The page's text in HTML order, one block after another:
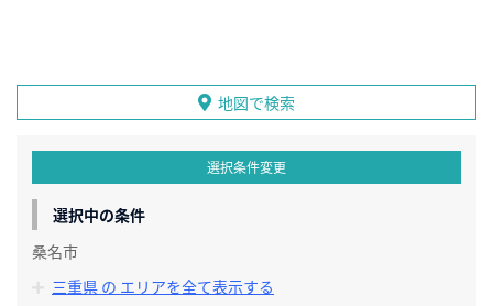
地図で検索
選択条件変更
選択中の条件
桑名市
三重県 の エリアを全て表示する